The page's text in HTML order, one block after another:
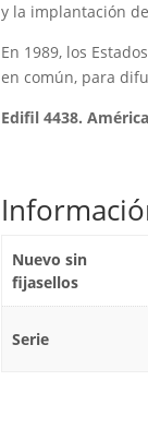
y la implantación
En 1989, los
en común, para
Edifil 4438.
Nuevo sin
fijasellos
Serie